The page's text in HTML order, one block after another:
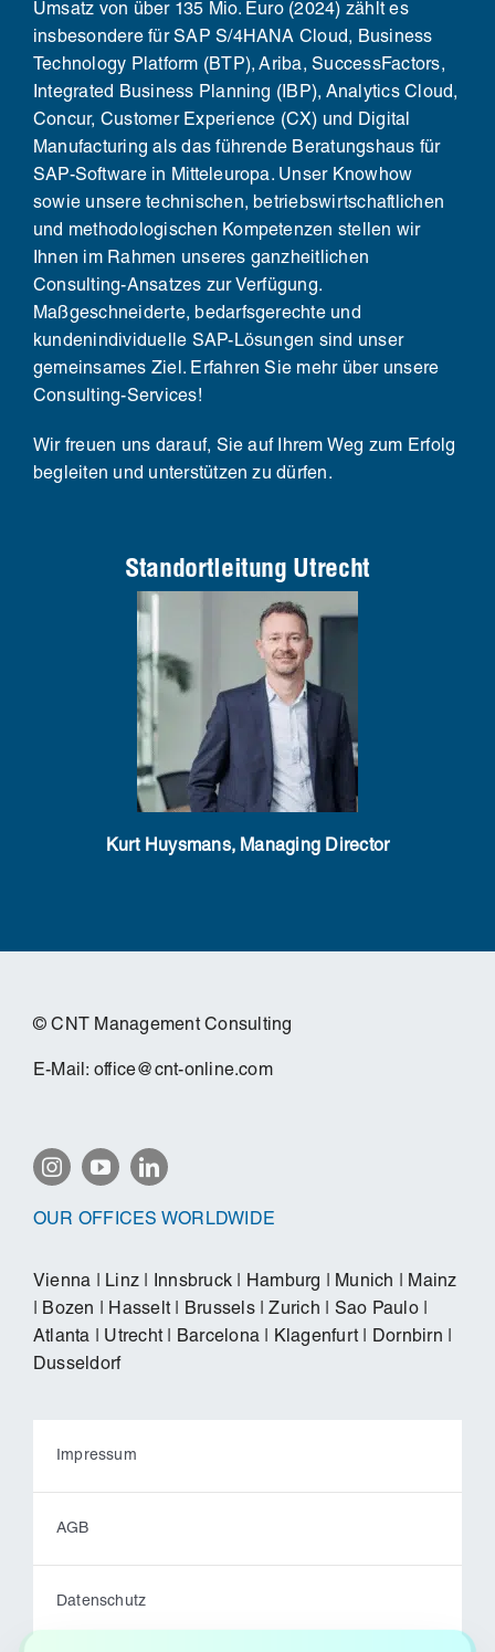
Umsatz von über 135 Mio. Euro (2024) zählt es
insbesondere für SAP S/4HANA Cloud, Business
Technology Platform (BTP), Ariba, SuccessFactors,
Integrated Business Planning (IBP), Analytics Cloud,
Concur, Customer Experience (CX) und Digital
Manufacturing als das führende Beratungshaus für
SAP-Software in Mitteleuropa. Unser Knowhow
sowie unsere technischen, betriebswirtschaftlichen
und methodologischen Kompetenzen stellen wir
Ihnen im Rahmen unseres ganzheitlichen
Consulting-Ansatzes zur Verfügung.
Maßgeschneiderte, bedarfsgerechte und
kundenindividuelle SAP-Lösungen sind unser
gemeinsames Ziel. Erfahren Sie mehr über unsere
Consulting-Services!
Wir freuen uns darauf, Sie auf Ihrem Weg zum Erfolg
begleiten und unterstützen zu dürfen.
Standortleitung Utrecht
Kurt Huysmans, Managing Director
© CNT Management Consulting
E-Mail: office@cnt-online.com
OUR OFFICES WORLDWIDE
Vienna | Linz | Innsbruck | Hamburg | Munich | Mainz
| Bozen | Hasselt | Brussels|Zurich | Sao Paulo|
Atlanta | Utrecht | Barcelona | Klagenfurt | Dornbirn |
Dusseldorf
Impressum
AGB
Datenschutz